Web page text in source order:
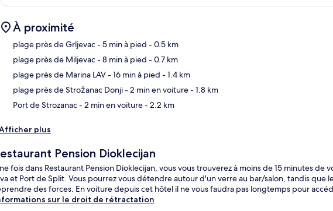
À proximité
plage près de Grljevac- 5 min à pied - 0.5 km
plage près de Miljevac- 8 min à pied - 0.7 km
plage près de Marina LAV- 16 min à pied - 1.4 km
plage près de Strožanac Donji- 2 min en voiture- 1.8 km
Port de Strozanac- 2 min en voiture- 2.2 km
plus
Pension Dioklecijan
fois dans Restaurant Pension Dioklecijan, vous vous trouverez à moins de 15 minutes
et Port de Split. Vous pourrez vous détendre autour d'un verre au bar/salon, tandis que
des forces. En voiture depuis cet hôtel il ne vous faudra pas longtemps pour
sur le droit de rétractation